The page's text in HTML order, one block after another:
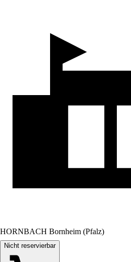
HORNBACH Bornheim (Pfalz)
Nicht reservierbar